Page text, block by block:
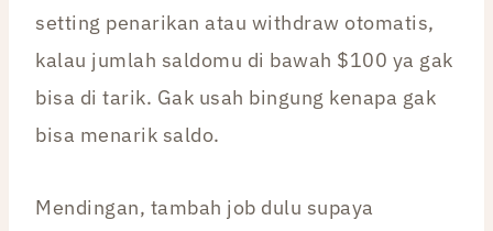
setting penarikan atau withdraw otomatis,
kalau jumlah saldomu di bawah $100 ya gak
bisa di tarik. Gak usah bingung kenapa gak
bisa menarik saldo.
Mendingan, tambah job dulu supaya